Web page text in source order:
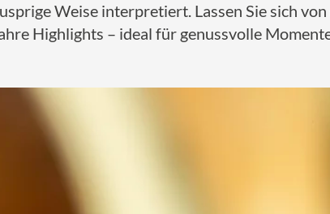
Weise interpretiert. Lassen Sie sich
Highlights – ideal für genussvolle